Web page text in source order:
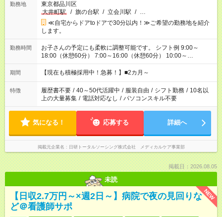
勤務地
東京都品川区
大井町駅
/ 旗の台駅 / 立会川駅 / …
≪自宅からドアtoドアで30分以内！≫ご希望の勤務地を紹介
します。
勤務時間
お子さんの予定にも柔軟に調整可能です。 シフト例 9:00～
18:00（休憩60分） 7:00～16:00（休憩60分） 10:00～
19:00（休憩60分） ※Wワーク希望の方へ 今ご覧のお仕事で希
望する勤務時間と、もう1つのお仕事の勤務時間の合計が 週40
期間 【現在も積極採用中！急募！】■2カ月～
特徴 履歴書不要 / 40～50代活躍中 / 服装自由 / シフト勤務 / 10名以
上の大量募集 / 電話対応なし / パソコンスキル不要
気になる！ 応募する 詳細へ
掲載元企業名 日研トータルソーシング株式会社 メディカルケア事業部
掲載日：2026.08.05
未読
NEW
【日収2.7万円～×週2日～】病院で夜の見回りな
ど＠看護師サポ